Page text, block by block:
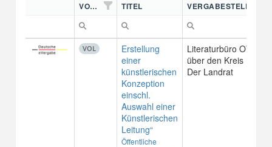
VORDN. TITEL VERGABESTELLE
VOL
Erstellung
einer
künstlerischen
Konzeption
einschl.
Auswahl einer
Künstlerischen
Leitung“
Öffentliche
Literaturbüro OWL
über den Kreis Lippe -
Der Landrat